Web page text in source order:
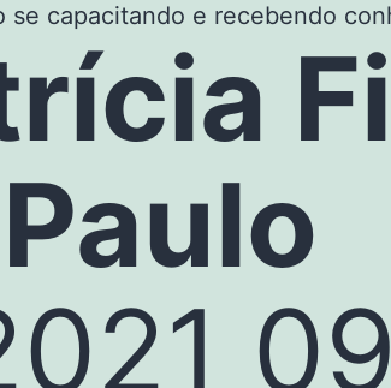
se capacitando e recebendo